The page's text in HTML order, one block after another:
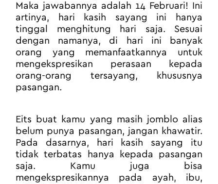
Maka jawabannya adalah 14 Februari! Ini
artinya, hari kasih sayang ini hanya
tinggal menghitung hari saja. Sesuai
dengan namanya, di hari ini banyak
orang yang memanfaatkannya untuk
mengekspresikan perasaan kepada
orang-orang tersayang, khususnya
pasangan.
Eits buat kamu yang masih jomblo alias
belum punya pasangan, jangan khawatir.
Pada dasarnya, hari kasih sayang itu
tidak terbatas hanya kepada pasangan
saja. Kamu juga bisa
mengekspresikannya pada ayah, ibu,